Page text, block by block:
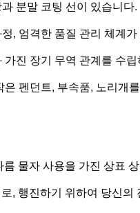
분말 코팅 선이 있습니다.
, 엄격한 품질 관리 체계가
진 장기 무역 관계를 수
펜던트, 부속품, 노리개
물자 사용을 가진 상표
, 행진하기 위하여 당신